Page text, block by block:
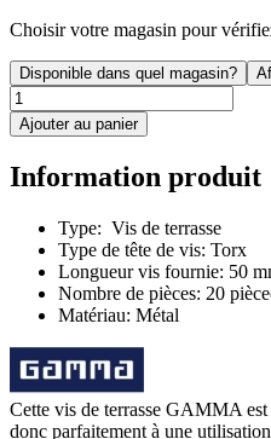
Choisir votre magasin pour
Disponible dans quel magasin?
Ajouter au panier
Information produit
Type: Vis de terrasse
Type de tête de vis: Torx
Longueur vis fournie: 50
Nombre de pièces: 20
Matériau: Métal
Cette vis de terrasse GAMMA
donc parfaitement à une